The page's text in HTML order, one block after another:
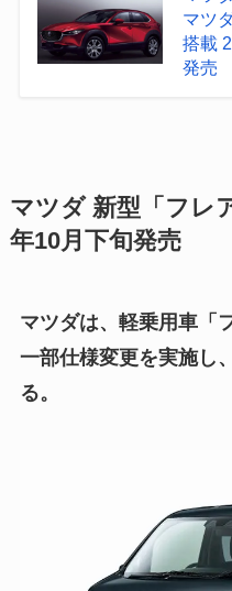
マツ
搭載
発売
マツダ 新型「フレ
年10月下旬発売
マツダは、軽乗用車「
一部仕様変更を実施し
る。